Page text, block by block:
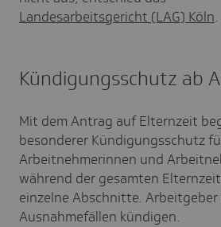
Landesarbeitsgericht (LAG) Köln.
Kündigungsschutz ab
Mit dem Antrag auf Elternzeit
besonderer Kündigungsschutz
Arbeitnehmerinnen und
während der gesamten
einzelne Abschnitte.
Ausnahmefällen kündigen.